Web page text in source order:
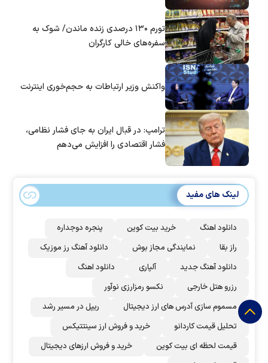
تورم ۱۳۰ درصدی زنده ماندن/ شوک به
سفره‌های خالی کارگران
واکنش وزیر ارتباطات به حجم‌خوری اینترنت
ترامپ: در قبال ایران به جای فشار نظامی،
فشار اقتصادی را افزایش می‌دهم
لینک های مفید
دانلود اهنگ خرید بیت کوین
پنجره دوجداره
راز بقا
نمایندگی مجاز بوش
دانلود آهنگ رز‌ موزیک
دانلود آهنگ جدید
آلپاری
دانلود اهنگ
رزرو هتل خارجی
نکسو رمزارزی نوآور
مسموم سازی آدرس های ارز دیجیتال
ریپل در مسیر رشد
تحلیل قیمت کاردانو
خرید و فروش ارز سینتتیکس
قیمت لحظه ای بیت کوین
خرید و فروش ارزهای دیجیتال